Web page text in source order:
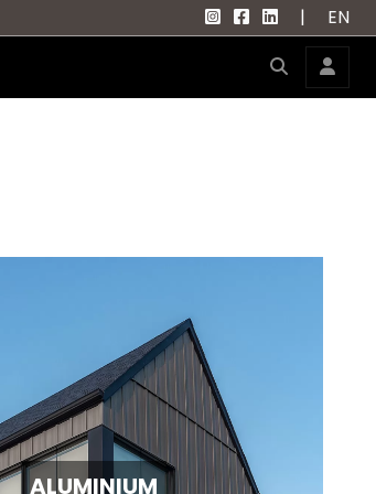
|
EN
ALUMINIUM